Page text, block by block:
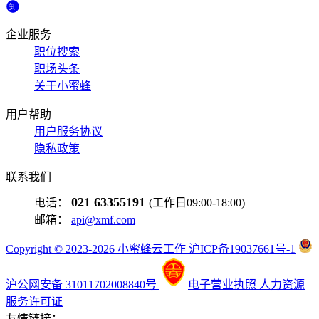
企业服务
职位搜索
职场头条
关于小蜜蜂
用户帮助
用户服务协议
隐私政策
联系我们
电话： 021 63355191 (工作日09:00-18:00)
邮箱： api@xmf.com
Copyright © 2023-2026 小蜜蜂云工作 沪ICP备19037661号-1
沪公网安备 31011702008840号 电子营业执照 人力资源
服务许可证